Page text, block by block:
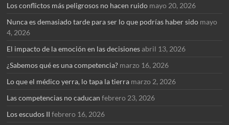
Los conflictos más peligrosos no hacen ruido mayo 20, 2026
Nunca es demasiado tarde para ser lo que podrías haber sido mayo
4, 2026
El impacto de la emoción en las decisiones abril 13, 2026
¿Sabemos qué es una competencia? marzo 16, 2026
Lo que el médico yerra, lo tapa la tierra marzo 2, 2026
Las competencias no caducan febrero 23, 2026
Los escudos II febrero 16, 2026